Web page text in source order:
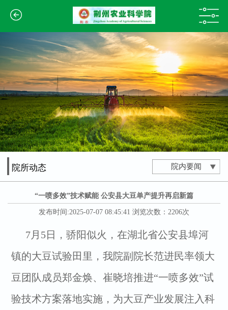
院内要闻
院所动态
“一喷多效”技术赋能 公安县大豆单产提升再启新篇
发布时间:2025-07-07 08:45:41 浏览次数：2206次
7月5日，骄阳似火，在湖北省公安县埠河
镇的大豆试验田里，我院副院长范进民率领大
豆团队成员郑金焕、崔晓培推进“一喷多效”试
验技术方案落地实施，为大豆产业发展注入科